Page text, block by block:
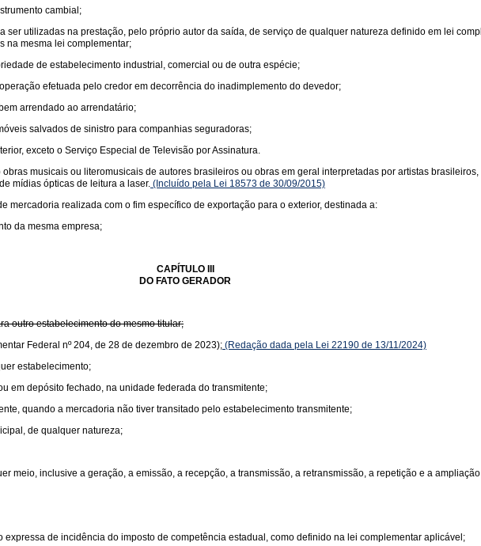
cambial;
utilizadas na prestação, pelo próprio autor da saída, de serviço de qualquer natureza definido em lei
na mesma lei complementar;
de estabelecimento industrial, comercial ou de outra espécie;
efetuada pelo credor em decorrência do inadimplemento do devedor;
arrendado ao arrendatário;
salvados de sinistro para companhias seguradoras;
exceto o Serviço Especial de Televisão por Assinatura.
musicais ou literomusicais de autores brasileiros ou obras em geral interpretadas por artistas
mídias ópticas de leitura a laser. (Incluído pela Lei 18573 de 30/09/2015)
mercadoria realizada com o fim específico de exportação para o exterior, destinada a:
da mesma empresa;
CAPÍTULO III
DO FATO GERADOR
outro estabelecimento do mesmo titular;
Federal nº 204, de 28 de dezembro de 2023); (Redação dada pela Lei 22190 de 13/11/2024)
estabelecimento;
em depósito fechado, na unidade federada do transmitente;
quando a mercadoria não tiver transitado pelo estabelecimento transmitente;
de qualquer natureza;
meio, inclusive a geração, a emissão, a recepção, a transmissão, a retransmissão, a repetição e a
de incidência do imposto de competência estadual, como definido na lei complementar aplicável;